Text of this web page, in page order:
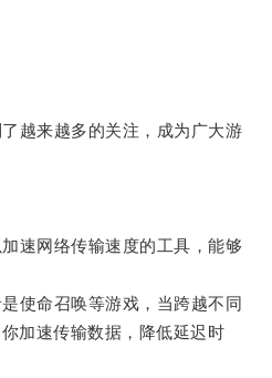
来越多的关注，成为广大游
网络传输速度的工具，能够
命召唤等游戏，当跨越不同
加速传输数据，降低延迟时